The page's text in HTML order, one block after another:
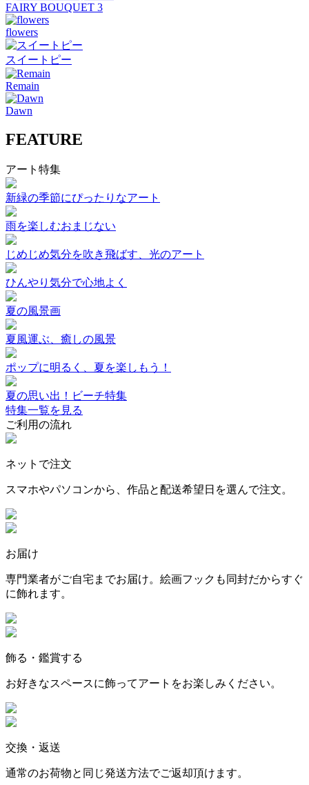
FAIRY BOUQUET 3
flowers
スイートピー
Remain
Dawn
FEATURE
アート特集
新緑の季節にぴったりなアート
雨を楽しむおまじない
じめじめ気分を吹き飛ばす、光のアート
ひんやり気分で心地よく
夏の風景画
夏風運ぶ、癒しの風景
ポップに明るく、夏を楽しもう！
夏の思い出！ビーチ特集
特集一覧を見る
ご利用の流れ
ネットで注文
スマホやパソコンから、作品と配送希望日を選んで注文。
お届け
専門業者がご自宅までお届け。絵画フックも同封だからすぐ
に飾れます。
飾る・鑑賞する
お好きなスペースに飾ってアートをお楽しみください。
交換・返送
通常のお荷物と同じ発送方法でご返却頂けます。